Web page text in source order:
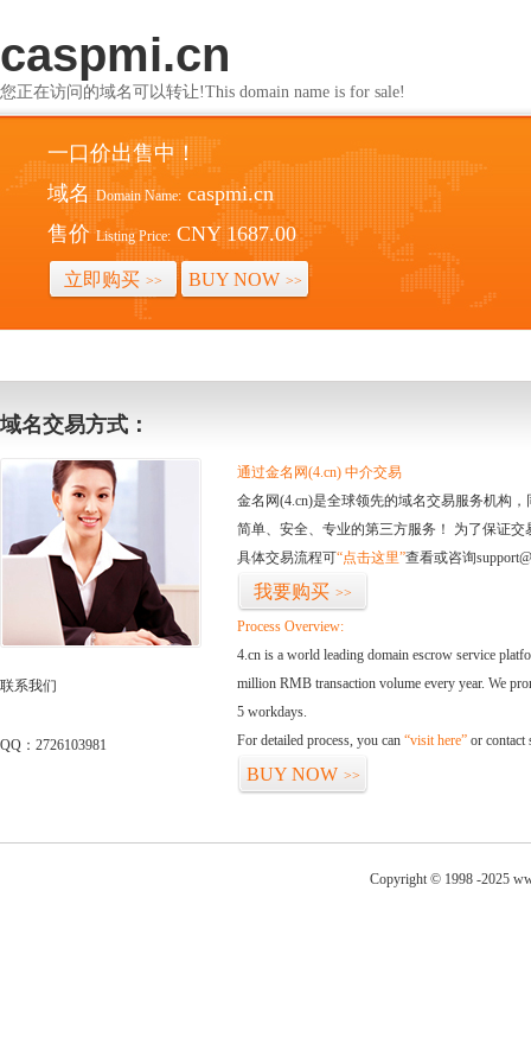
caspmi.cn
您正在访问的域名可以转让!This domain name is for sale!
一口价出售中！
域名 Domain Name: caspmi.cn
售价 Listing Price: CNY 1687.00
立即购买 >> BUY NOW >>
域名交易方式：
联系我们
QQ：2726103981
通过金名网(4.cn) 中介交易
金名网(4.cn)是全球领先的域名交易服务机构
简单、安全、专业的第三方服务！ 为了保证
具体交易流程可“点击这里”查看或咨询
我要购买 >>
Process Overview:
4.cn is a world leading domain escrow service
million RMB transaction volume every year. We
5 workdays.
For detailed process, you can “visit here” or contact
BUY NOW >>
Copyright © 1998 -2025